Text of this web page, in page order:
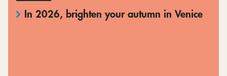
In 2026, brighten your autumn in Venice